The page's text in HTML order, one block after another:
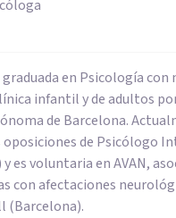
graduada en Psicología con
infantil y de adultos
de Barcelona.
oposiciones de Psicólogo
es voluntaria en AVAN,
con afectaciones
(Barcelona).